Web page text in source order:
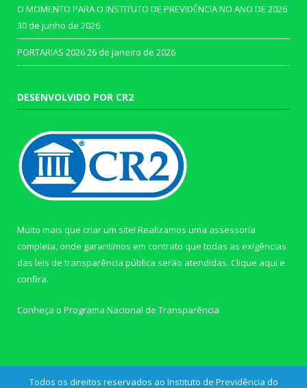
O MOMENTO PARA O INSTITUTO DE PREVIDÊNCIA NO ANO DE 2026
30 de junho de 2026
PORTARIAS 202626 de janeiro de 2026
DESENVOLVIDO POR CR2
Muito mais que criar um site! Realizamos uma assessoria
completa, onde garantimos em contrato que todas as exigências
das leis de transparência pública serão atendidas. Clique aqui e
confira.
Conheça o Programa Nacional de Transparência
Todos os direitos reservados ao Instituto de Previdência do